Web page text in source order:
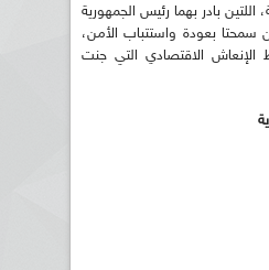
اللتين بادر بهما رئيس الجمهورية
سمحتا بعودة واستتباب الأمن،
الاقتصادي التي جنت